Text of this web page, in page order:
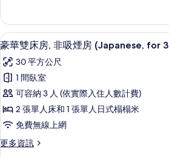
煙
房
(for
3
people)
的
所
有
相
雙
床
房,
吸
煙
房
(for
3
people)
的
詳
顯
示
豪
華
雙
床
非
豪華雙
6
豪華雙床房, 非吸煙房 (Japanese, for
30 平方公尺
1 間臥室
可容納 3 人 (依實際入住人數計費)
2 張單人床和 1 張單人日式榻榻米
免費無線上網
更多資訊
更